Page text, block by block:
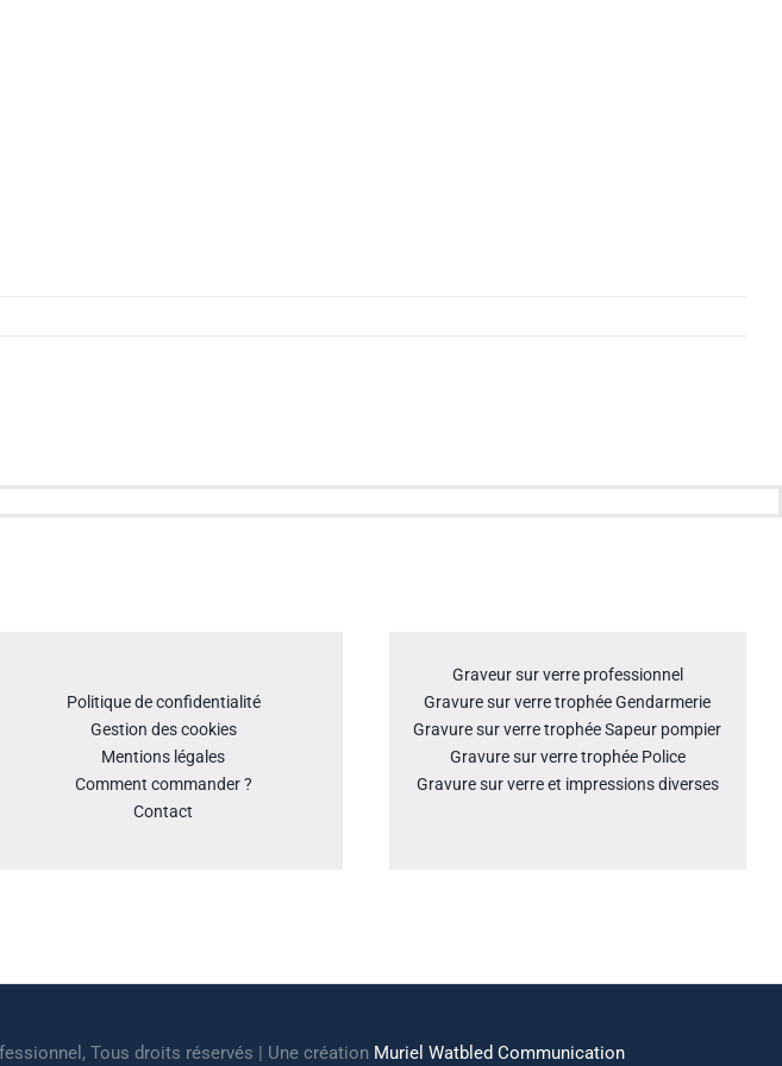
Politique de confidentialité
Gestion des cookies
Mentions légales
Comment commander ?
Contact
Graveur sur verre professionnel
Gravure sur verre trophée Gendarmerie
Gravure sur verre trophée Sapeur pompier
Gravure sur verre trophée Police
Gravure sur verre et impressions diverses
Tous droits réservés | Une création Muriel Watbled Communication